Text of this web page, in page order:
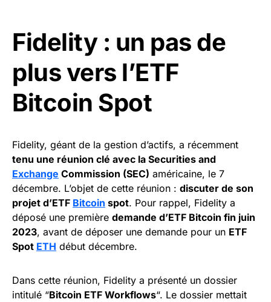
Fidelity : un pas de
plus vers l’ETF
Bitcoin Spot
Fidelity, géant de la gestion d’actifs, a récemment
tenu une réunion clé avec la Securities and
Exchange Commission (SEC) américaine, le 7
décembre. L’objet de cette réunion : discuter de son
projet d’ETF Bitcoin spot. Pour rappel, Fidelity a
déposé une première demande d’ETF Bitcoin fin juin
2023, avant de déposer une demande pour un ETF
Spot ETH début décembre.
Dans cette réunion, Fidelity a présenté un dossier
intitulé “Bitcoin ETF Workflows“. Le dossier mettait